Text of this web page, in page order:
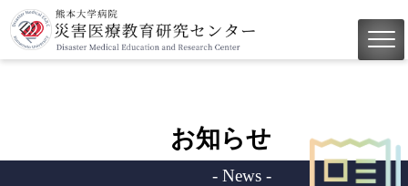
お知らせ
- News -